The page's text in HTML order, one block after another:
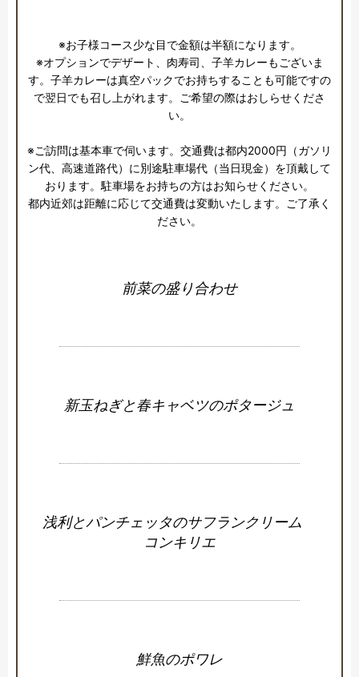
※お子様コース少な目で金額は半額になります。
※オプションでデザート、肉寿司、子羊カレーもございま
す。子羊カレーは真空パックでお持ちすることも可能ですの
で翌日でも召し上がれます。ご希望の際はおしらせくださ
い。
※ご訪問は基本車で伺います。交通費は都内2000円（ガソリ
ン代、高速道路代）に別途駐車場代（当日現金）を頂戴して
おります。駐車場をお持ちの方はお知らせください。
都内近郊は距離に応じて交通費は変動いたします。ご了承く
ださい。
前菜の盛り合わせ
新玉ねぎと春キャベツのポタージュ
浅利とパンチェッタのサフランクリーム
コンキリエ
鮮魚のポワレ